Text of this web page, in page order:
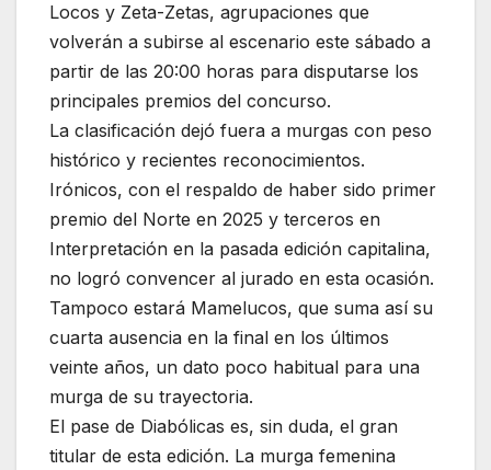
Locos y Zeta-Zetas, agrupaciones que
volverán a subirse al escenario este sábado a
partir de las 20:00 horas para disputarse los
principales premios del concurso.
La clasificación dejó fuera a murgas con peso
histórico y recientes reconocimientos.
Irónicos, con el respaldo de haber sido primer
premio del Norte en 2025 y terceros en
Interpretación en la pasada edición capitalina,
no logró convencer al jurado en esta ocasión.
Tampoco estará Mamelucos, que suma así su
cuarta ausencia en la final en los últimos
veinte años, un dato poco habitual para una
murga de su trayectoria.
El pase de Diabólicas es, sin duda, el gran
titular de esta edición. La murga femenina